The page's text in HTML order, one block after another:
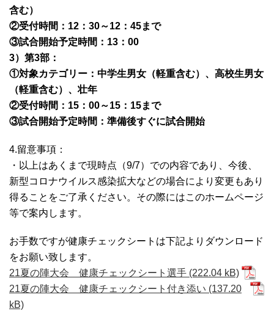
含む）
②受付時間：12：30～12：45まで
③試合開始予定時間：13：00
3）第3部：
①対象カテゴリー：中学生男女（軽重含む）、高校生男女
（軽重含む）、壮年
②受付時間：15：00～15：15まで
③試合開始予定時間：準備後すぐに試合開始
4.留意事項：
・以上はあくまで現時点（9/7）での内容であり、今後、
新型コロナウイルス感染拡大などの場合により変更もあり
得ることをご了承ください。その際にはこのホームページ
等で案内します。
お手数ですが健康チェックシートは下記よりダウンロード
をお願い致します。
21夏の陣大会 健康チェックシート選手
21夏の陣大会 健康チェックシート付き添い